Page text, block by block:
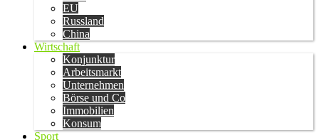
EU
Russland
China
Wirtschaft
Konjunktur
Arbeitsmarkt
Unternehmen
Börse und Co
Immobilien
Konsum
Sport